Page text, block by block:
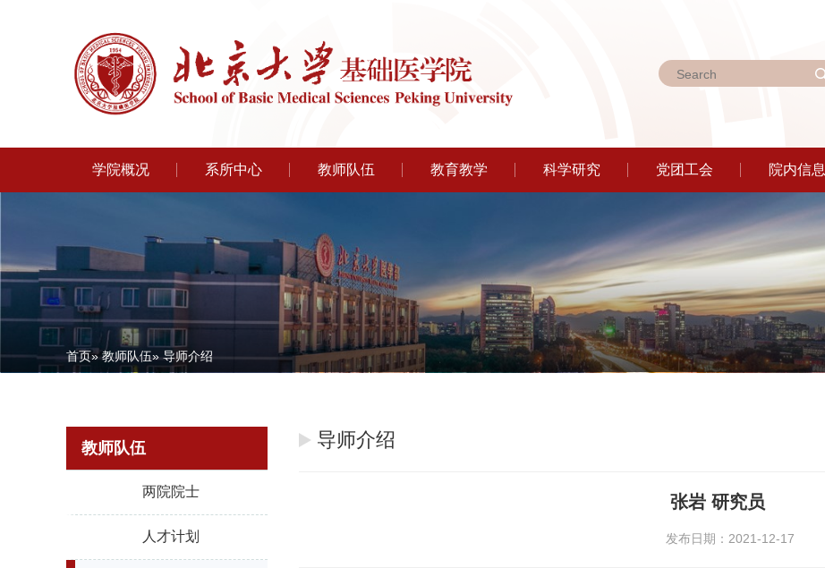
学院概况 系所中心 教师队伍 教育教学 科学研究 党团工会 院内信息
首页»教师队伍» 导师介绍
教师队伍
两院院士
人才计划
导师介绍
张岩 研究员
发布日期：2021-12-17